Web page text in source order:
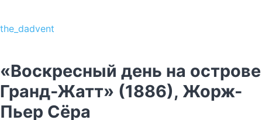
the_dadvent
«Воскресный день на острове
Гранд-Жатт» (1886), Жорж-
Пьер Сёра